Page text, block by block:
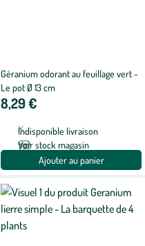
Géranium odorant au feuillage vert -
Le pot Ø 13 cm
8,29 €
Indisponible livraison
Voir stock magasin
Ajouter au panier